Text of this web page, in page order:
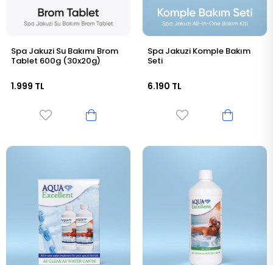
Spa Jakuzi Su Bakımı Brom
Tablet 600g (30x20g)
1.999 TL
Spa Jakuzi Komple Bakım
Seti
6.190 TL